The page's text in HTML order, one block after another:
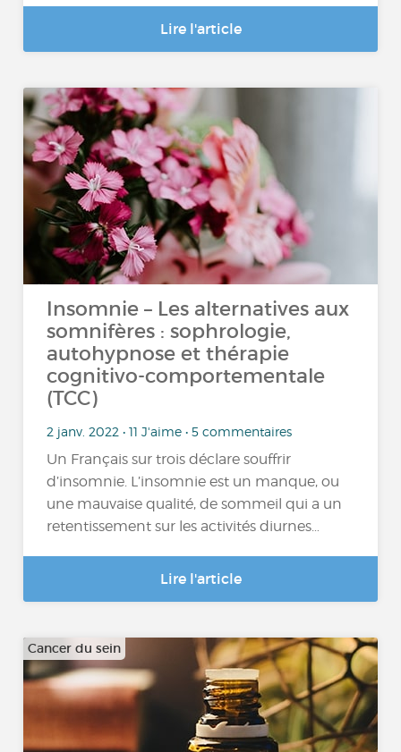
Lire l'article
Insomnie – Les alternatives aux
somnifères : sophrologie,
autohypnose et thérapie
cognitivo-comportementale
(TCC)
2 janv. 2022 • 11 J'aime • 5 commentaires
Un Français sur trois déclare souffrir
d’insomnie. L’insomnie est un manque, ou
une mauvaise qualité, de sommeil qui a un
retentissement sur les activités diurnes…
Lire l'article
Cancer du sein